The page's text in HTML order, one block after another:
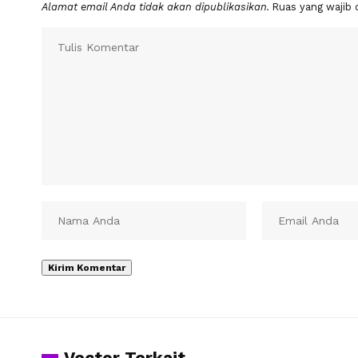
Alamat email Anda tidak akan dipublikasikan. Ruas yang wajib